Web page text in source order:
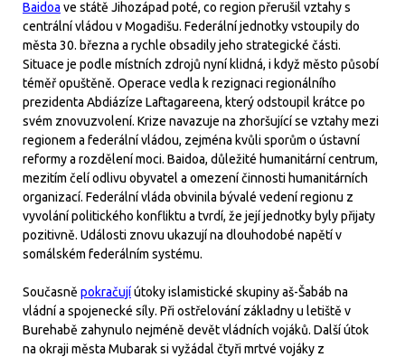
Baidoa ve státě Jihozápad poté, co region přerušil vztahy s
centrální vládou v Mogadišu. Federální jednotky vstoupily do
města 30. března a rychle obsadily jeho strategické části.
Situace je podle místních zdrojů nyní klidná, i když město působí
téměř opuštěně. Operace vedla k rezignaci regionálního
prezidenta Abdiázíze Laftagareena, který odstoupil krátce po
svém znovuzvolení. Krize navazuje na zhoršující se vztahy mezi
regionem a federální vládou, zejména kvůli sporům o ústavní
reformy a rozdělení moci. Baidoa, důležité humanitární centrum,
mezitím čelí odlivu obyvatel a omezení činnosti humanitárních
organizací. Federální vláda obvinila bývalé vedení regionu z
vyvolání politického konfliktu a tvrdí, že její jednotky byly přijaty
pozitivně. Události znovu ukazují na dlouhodobé napětí v
somálském federálním systému.
Současně pokračujíútoky islamistické skupiny aš-Šabáb na
vládní a spojenecké síly. Při ostřelování základny u letiště v
Burehabě zahynulo nejméně devět vládních vojáků. Další útok
na okraji města Mubarak si vyžádal čtyři mrtvé vojáky z